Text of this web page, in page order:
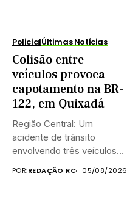
PolicialÚltimas Notícias
Colisão entre
veículos provoca
capotamento na BR-
122, em Quixadá
Região Central: Um
acidente de trânsito
envolvendo três veículos
provocou a interdição...
POR:REDAÇÃO RC 05/08/2026